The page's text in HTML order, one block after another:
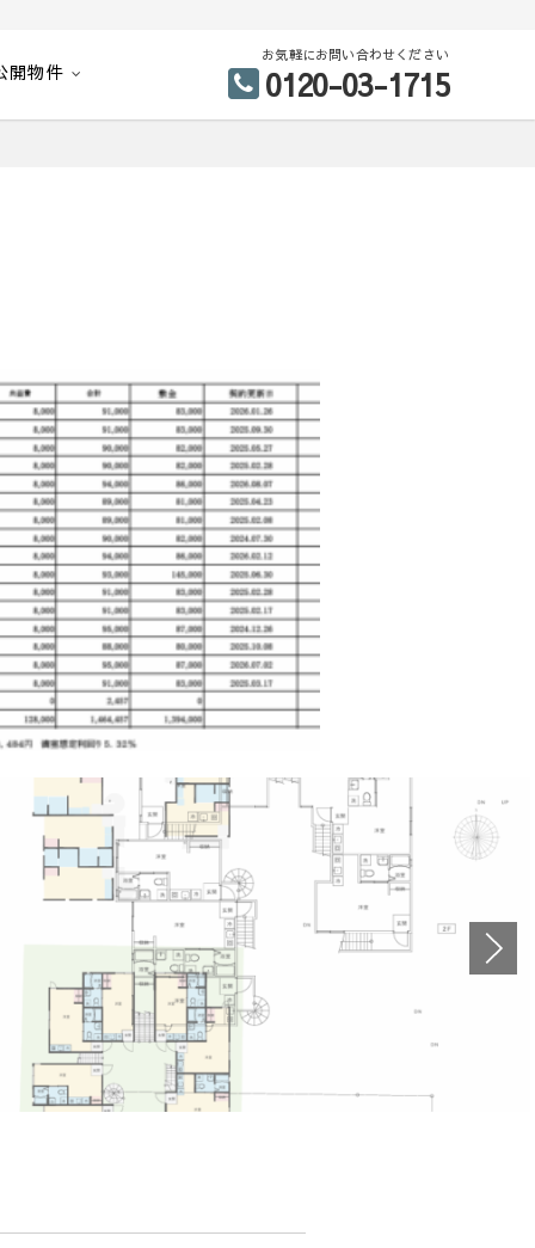
開物件
お気軽にお問い合わせください
0120-03-1715